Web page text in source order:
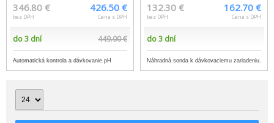
346.80 €
bez DPH
426.50 €
Cena s DPH
do 3 dní 449.00 €
Automatická kontrola a dávkovanie pH
132.30 €
bez DPH
162.70 €
Cena s DPH
do 3 dní
Náhradná sonda k dávkovaciemu zariadeniu.